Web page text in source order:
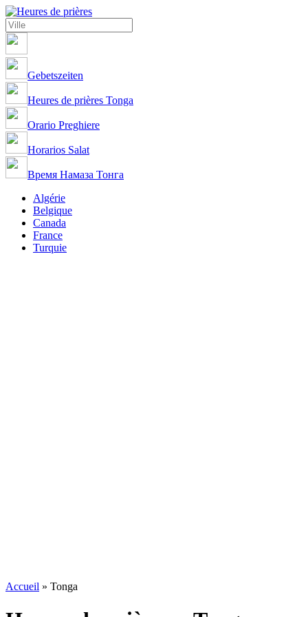
Gebetszeiten
Heures de prières Tonga
Orario Preghiere
Horarios Salat
Время Намаза Тонга
Algérie
Belgique
Canada
France
Turquie
Accueil » Tonga